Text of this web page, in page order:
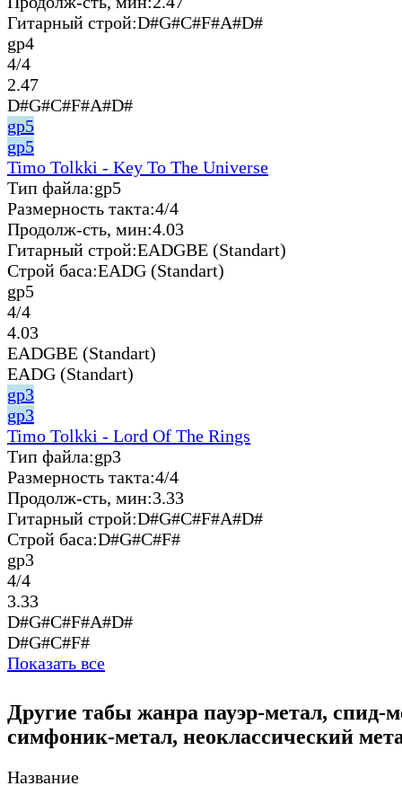
Гитарный строй:D#G#C#F#A#D#
gp4
4/4
2.47
D#G#C#F#A#D#
gp5
gp5
Timo Tolkki - Key To The Universe
Тип файла:gp5
Размерность такта:4/4
Продолж-сть, мин:4.03
Гитарный строй:EADGBE (Standart)
Строй баса:EADG (Standart)
gp5
4/4
4.03
EADGBE (Standart)
EADG (Standart)
gp3
gp3
Timo Tolkki - Lord Of The Rings
Тип файла:gp3
Размерность такта:4/4
Продолж-сть, мин:3.33
Гитарный строй:D#G#C#F#A#D#
Строй баса:D#G#C#F#
gp3
4/4
3.33
D#G#C#F#A#D#
D#G#C#F#
Показать все
Другие табы жанра пауэр-метал, спид-
симфоник-метал, неоклассический
Название